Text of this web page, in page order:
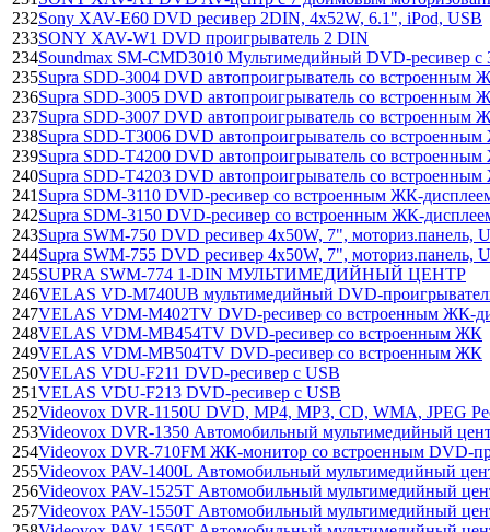
232Sony XAV-E60 DVD ресивер 2DIN, 4х52W, 6.1", iPod, USB
233SONY XAV-W1 DVD проигрыватель 2 DIN
234Soundmax SM-CMD3010 Мультимедийный DVD-ресивер
235Supra SDD-3004 DVD автопроигрыватель со встроенным
236Supra SDD-3005 DVD автопроигрыватель со встроенным
237Supra SDD-3007 DVD автопроигрыватель со встроенным
238Supra SDD-T3006 DVD автопроигрыватель со
239Supra SDD-T4200 DVD автопроигрыватель со
240Supra SDD-T4203 DVD автопроигрыватель со
241 Supra SDM-3110 DVD-ресивер со встроенным ЖК-
242Supra SDM-3150 DVD-ресивер со встроенным ЖК-
243Supra SWM-750 DVD ресивер 4х50W, 7",
244Supra SWM-755 DVD ресивер 4х50W, 7",
245SUPRA SWM-774 1-DIN МУЛЬТИМЕДИЙНЫЙ ЦЕНТР
246VELAS VD-M740UB мультимедийный DVD-
247VELAS VDM-M402TV DVD-ресивер со встроенным ЖК-
248VELAS VDM-MB454TV DVD-ресивер со встроенным ЖК
249VELAS VDM-MB504TV DVD-ресивер со встроенным ЖК
250VELAS VDU-F211 DVD-ресивер с USB
251VELAS VDU-F213 DVD-ресивер с USB
252Videovox DVR-1150U DVD, MP4, MP3, CD, WMA, JPEG
253Videovox DVR-1350 Автомобильный мультимедийный
254Videovox DVR-710FM ЖК-монитор со встроенным DVD-
255Videovox PAV-1400L Автомобильный мультимедийный
256Videovox PAV-1525T Автомобильный мультимедийный
257Videovox PAV-1550T Автомобильный мультимедийный